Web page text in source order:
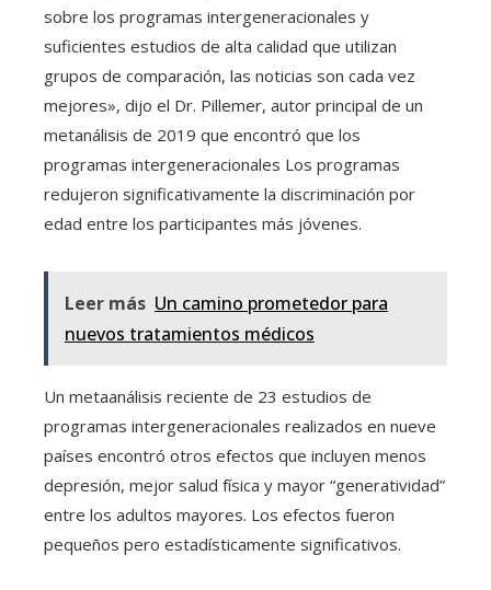
sobre los programas intergeneracionales y
suficientes estudios de alta calidad que utilizan
grupos de comparación, las noticias son cada vez
mejores», dijo el Dr. Pillemer, autor principal de un
metanálisis de 2019 que encontró que los
programas intergeneracionales Los programas
redujeron significativamente la discriminación por
edad entre los participantes más jóvenes.
Leer más Un camino prometedor para
nuevos tratamientos médicos
Un metaanálisis reciente de 23 estudios de
programas intergeneracionales realizados en nueve
países encontró otros efectos que incluyen menos
depresión, mejor salud física y mayor “generatividad”
entre los adultos mayores. Los efectos fueron
pequeños pero estadísticamente significativos.